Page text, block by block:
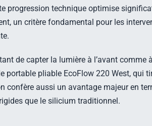
progression technique optimise
un critère fondamental pour les
de capter la lumière à l’avant comme
portable pliable EcoFlow 220 West,
confère aussi un avantage majeur en
que le silicium traditionnel.